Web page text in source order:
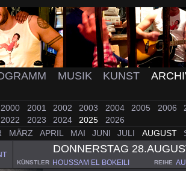
MUSIK KUNST
2000 2001 2002 2003 2004 2005 2006
2022 2023 2024 2025
2026
MÄRZ APRIL MAI JUNI JULI AUGUST
DONNERSTAG
KÜNSTLER HOUSSAM EL BOKEILI REIHE